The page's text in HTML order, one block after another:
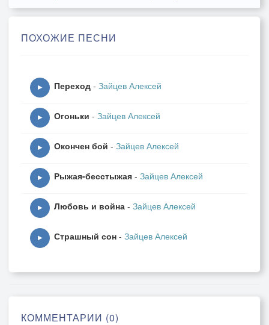
ПОХОЖИЕ ПЕСНИ
▶ Переход - Зайцев Алексей
▶ Огоньки - Зайцев Алексей
▶ Окончен бой - Зайцев Алексей
▶ Рыжая-бесстыжая - Зайцев Алексей
▶ Любовь и война - Зайцев Алексей
▶ Страшный сон - Зайцев Алексей
КОММЕНТАРИИ (0)